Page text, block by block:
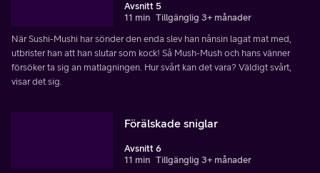
Avsnitt 5
11 min Tillgänglig 3+ månader
När Sushi-Mushi har sönder den enda slev han nånsin lagat mat med,
utbrister han att han slutar som kock! Så Mush-Mush och hans vänner
försöker ta sig an matlagningen. Hur svårt kan det vara? Väldigt svårt,
visar det sig.
Förälskade sniglar
Avsnitt 6
11 min Tillgänglig 3+ månader